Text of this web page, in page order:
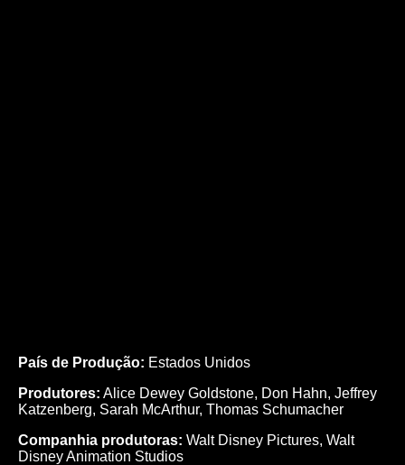
País de Produção: Estados Unidos
Produtores: Alice Dewey Goldstone, Don Hahn, Jeffrey
Katzenberg, Sarah McArthur, Thomas Schumacher
Companhia produtoras: Walt Disney Pictures, Walt
Disney Animation Studios